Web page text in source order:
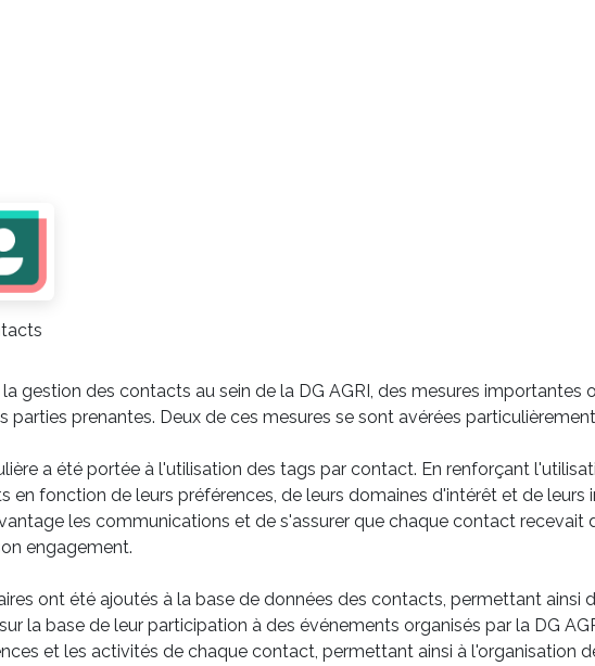
gestion des contacts au sein de la DG AGRI, des mesures importantes
parties prenantes. Deux de ces mesures se sont avérées
a été portée à l'utilisation des tags par contact. En renforçant
en fonction de leurs préférences, de leurs domaines d'intérêt et de leurs
les communications et de s'assurer que chaque contact
engagement.
ont été ajoutés à la base de données des contacts, permettant ainsi
la base de leur participation à des événements organisés par la DG
et les activités de chaque contact, permettant ainsi à l'organisation